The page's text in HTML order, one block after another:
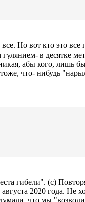
Но вот кто это все
в десятке
абы кого, лишь
что- нибудь
гибели". (с)
2020 года. Не
что мы